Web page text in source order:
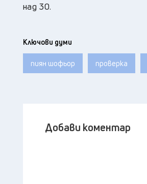
над 30.
Ключови думи
пиян шофьор проверка
Добави коментар